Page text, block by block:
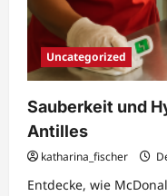
Uncategorized
Sauberkeit und
Antilles
katharina_fischer
Entdecke, wie